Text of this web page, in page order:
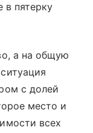
в пятерку
а на общую
с долей
место и
всех